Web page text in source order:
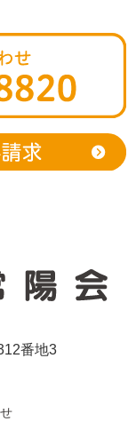
番地3